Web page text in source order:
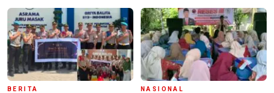
BERITA NASIONAL